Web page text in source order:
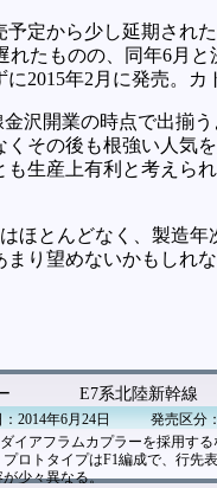
定から少し延期され
れたものの、同年6月
2015年2月に発売。
沢開業の時点で出揃
その後も根強い人気
生産上有利と考えら
ほとんどなく、製造
り望めないかもしれ
E7系北陸新幹線
2014年6月24日
発売区分
イアフラムカプラーを採用す
プロトタイプはF1編成で、行先
が少々異なる。